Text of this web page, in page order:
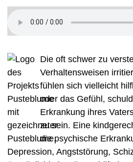
Die oft schwer zu
Verhaltensweisen
fühlen sich vielleicht
oder das Gefühl,
Erkrankung ihres
zu sein. Eine
die psychische
Depression, Angststörung,